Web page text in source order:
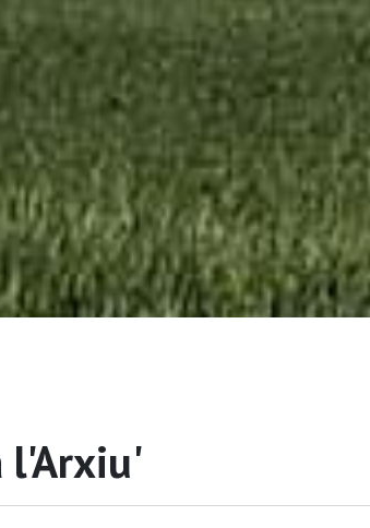
l'Arxiu'